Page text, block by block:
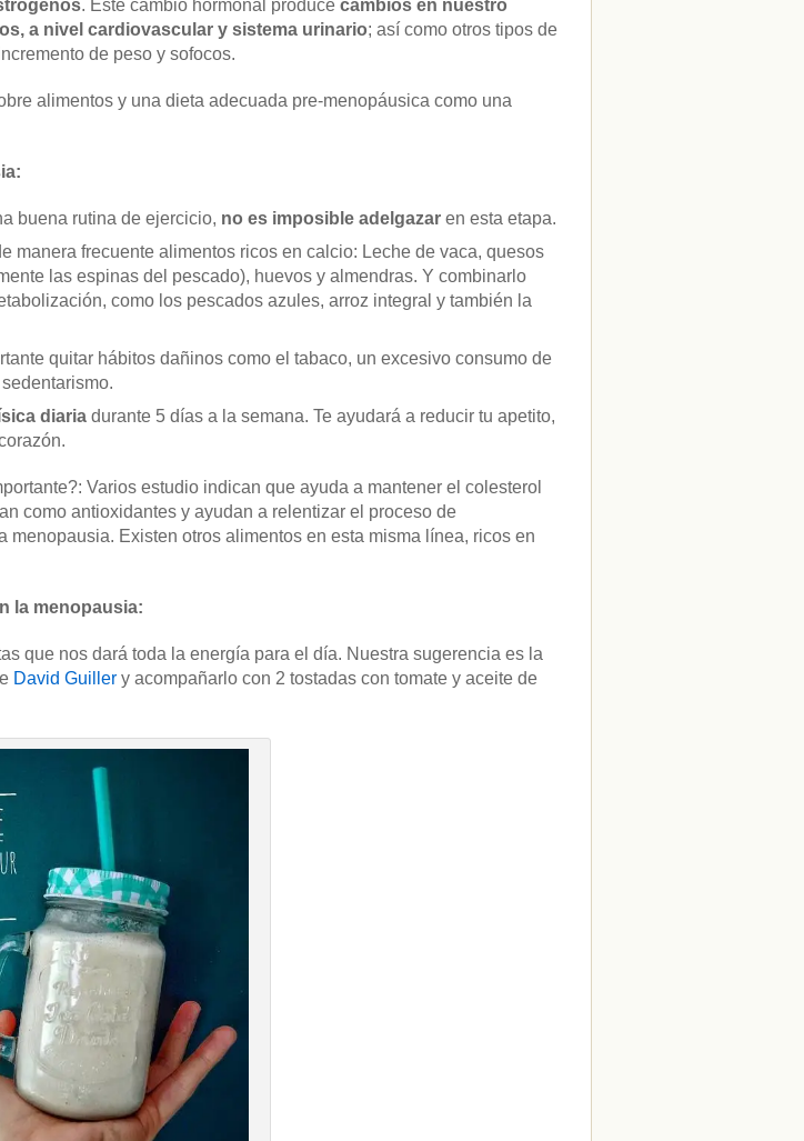
. Este cambio hormonal produce cambios en nuestro
a nivel cardiovascular y sistema urinario; así como otros tipos de
de peso y sofocos.
alimentos y una dieta adecuada pre-menopáusica como una
buena rutina de ejercicio, no es imposible adelgazar en esta etapa.
manera frecuente alimentos ricos en calcio: Leche de vaca, quesos
las espinas del pescado), huevos y almendras. Y combinarlo
como los pescados azules, arroz integral y también la
quitar hábitos dañinos como el tabaco, un excesivo consumo de
diaria durante 5 días a la semana. Te ayudará a reducir tu apetito,
Varios estudio indican que ayuda a mantener el colesterol
como antioxidantes y ayudan a relentizar el proceso de
Existen otros alimentos en esta misma línea, ricos en
la menopausia:
que nos dará toda la energía para el día. Nuestra sugerencia es la
David Guiller y acompañarlo con 2 tostadas con tomate y aceite de